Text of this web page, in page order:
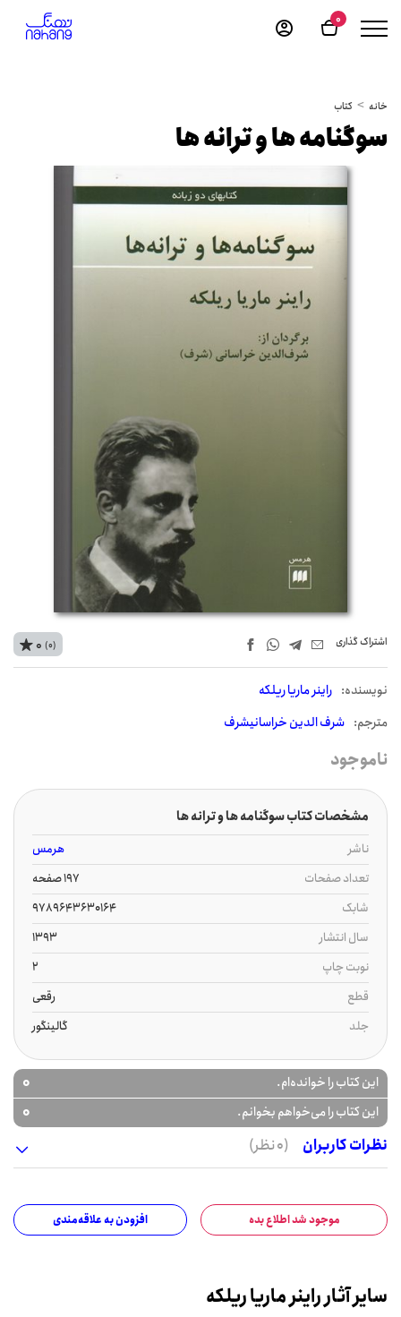
0
خانه کتاب
سوگنامه ها و ترانه ها
اشتراک‌ گذاری
نويسنده: راینر ماریا ریلکه
مترجم: شرف الدین خراسانیشرف
0 (0)
ناموجود
مشخصات کتاب سوگنامه ها و ترانه ها
ناشر
هرمس
تعداد صفحات
197 صفحه
شابک
9789643630164
سال انتشار
1393
نوبت چاپ
2
قطع
رقعی
جلد
گالینگور
این کتاب را خوانده‌ام. 0
این کتاب را می‌خواهم بخوانم.
0
نظرات کاربران
(0 نظر)
موجود شد اطلاع بده افزودن به علاقه‌مندی
سایر آثار راینر ماریا ریلکه